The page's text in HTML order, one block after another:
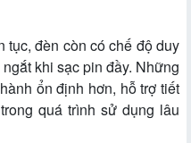
tục, đèn còn có chế độ duy
khi sạc pin đầy. Những
ổn định hơn, hỗ trợ tiết
quá trình sử dụng lâu